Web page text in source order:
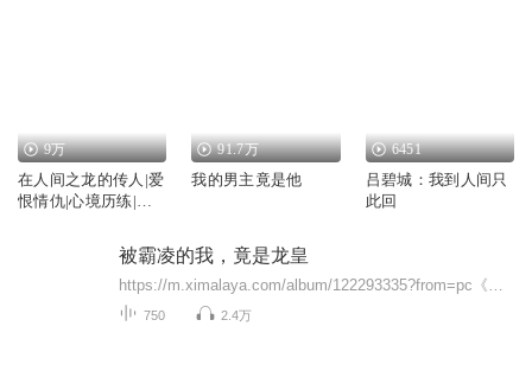
9万
在人间之龙的传人|爱
恨情仇|心境历练|我
91.7万
我的男主竟是他
6451
吕碧城：我到人间只
此回
被霸凌的我，竟是龙皇
750 2.4万